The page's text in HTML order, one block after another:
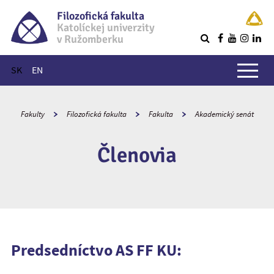
Filozofická fakulta
Katolíckej univerzity
v Ružomberku
SK EN
Hlavné menu
Fakulty Filozofická fakulta Fakulta Akademický senát
Členovia
Predsedníctvo AS FF KU: